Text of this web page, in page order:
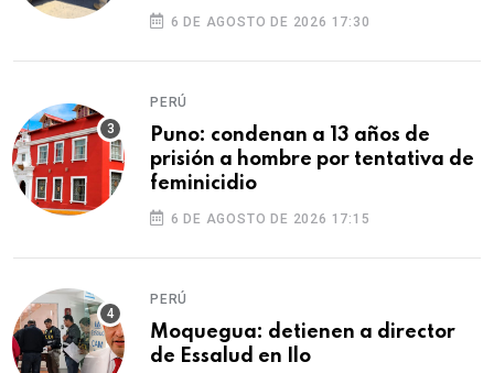
ilegales
6 DE AGOSTO DE 2026 17:30
PERÚ
Puno: condenan a 13 años de
prisión a hombre por tentativa de
feminicidio
6 DE AGOSTO DE 2026 17:15
PERÚ
Moquegua: detienen a director
de Essalud en Ilo